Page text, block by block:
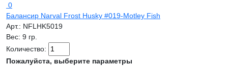
0
Балансир Narval Frost Husky #019-Motley Fish
Арт.: NFLHK5019
Вес: 9 гр.
Количество:
Пожалуйста, выберите параметры